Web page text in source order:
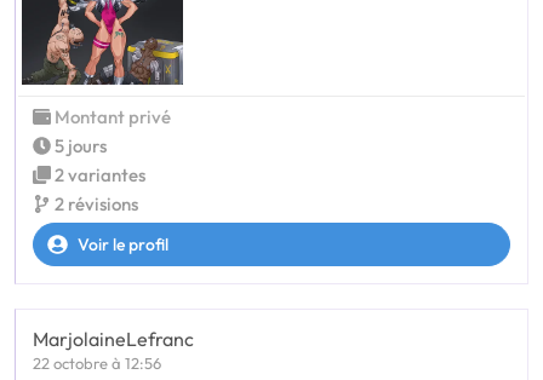
Montant privé
5 jours
2 variantes
2 révisions
Voir le profil
MarjolaineLefranc
22 octobre à 12:56